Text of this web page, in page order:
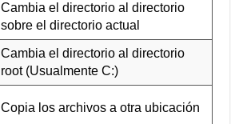
Cambia el directorio al directorio
sobre el directorio actual
Cambia el directorio al directorio
root (Usualmente C:)
Copia los archivos a otra ubicación